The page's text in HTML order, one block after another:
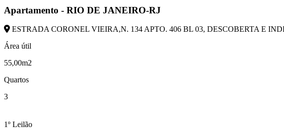
Apartamento - RIO DE JANEIRO-RJ
ESTRADA CORONEL VIEIRA,N. 134 APTO. 406 BL 03, DESCOBERTA E
Área útil
55,00m2
Quartos
3
1º Leilão